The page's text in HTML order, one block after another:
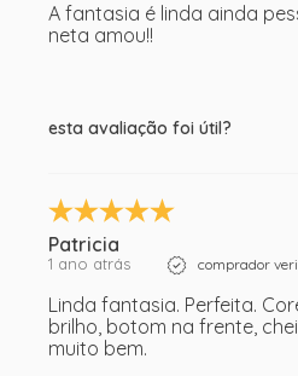
A fantasia é linda ainda
neta amou!!
esta avaliação foi útil?
Patricia
1 ano atrás comprador
Linda fantasia. Perfeita.
brilho, botom na frente,
muito bem.